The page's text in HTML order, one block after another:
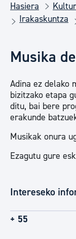
Hasiera
Irakaskuntza
Musika
Adina ez delako
bizitzako etapa
ditu, bai bere
erakunde
Musikak onura
Ezagutu gure
Intereseko
+ 55